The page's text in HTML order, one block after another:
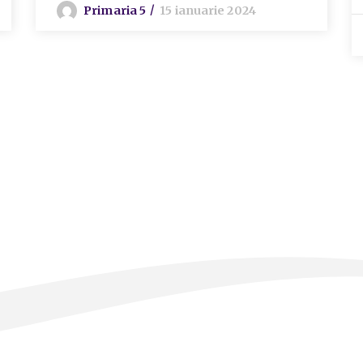
Primaria 5 15 ianuarie 2024